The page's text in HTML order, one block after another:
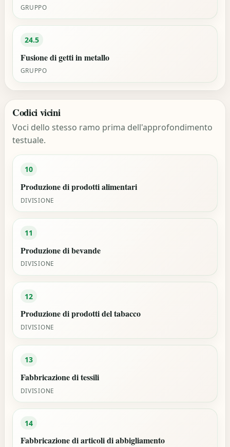
GRUPPO
24.5
Fusione di getti in metallo
GRUPPO
Codici vicini
Voci dello stesso ramo prima dell'approfondimento
testuale.
10
Produzione di prodotti alimentari
DIVISIONE
11
Produzione di bevande
DIVISIONE
12
Produzione di prodotti del tabacco
DIVISIONE
13
Fabbricazione di tessili
DIVISIONE
14
Fabbricazione di articoli di abbigliamento